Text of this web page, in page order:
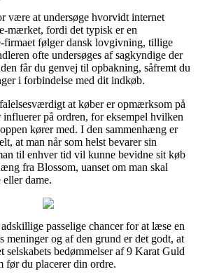
være at undersøge hvorvidt internet
mærket, fordi det typisk er en
firmaet følger dansk lovgivning, tillige
ofte undersøges af sagkyndige der
får du genvej til opbakning, såfremt du
i forbindelse med dit indkøb.
at køber er opmærksom på
influerer på ordren, for eksempel hvilken
kører med. I den sammenhæng er
at man når som helst bevarer sin
til enhver tid vil kunne bevidne sit køb
fra Blossom, uanset om man skal
dame.
passelige chancer for at læse en
meninger og af den grund er det godt, at
selskabets bedømmelser af 9 Karat Guld
før du placerer din ordre.